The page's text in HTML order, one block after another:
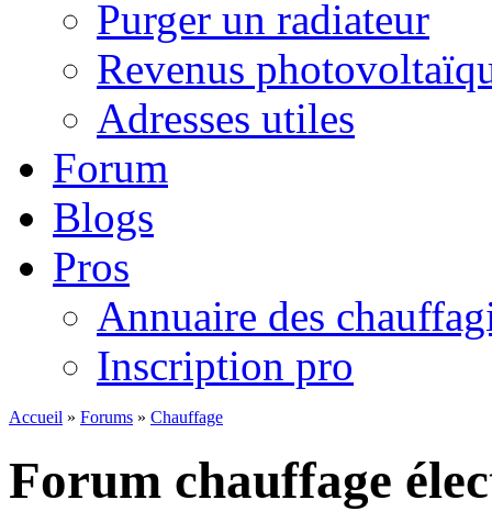
Purger un radiateur
Revenus
Adresses utiles
Forum
Blogs
Pros
Annuaire des
Inscription pro
Accueil » Forums » Chauffage
Forum chauffage